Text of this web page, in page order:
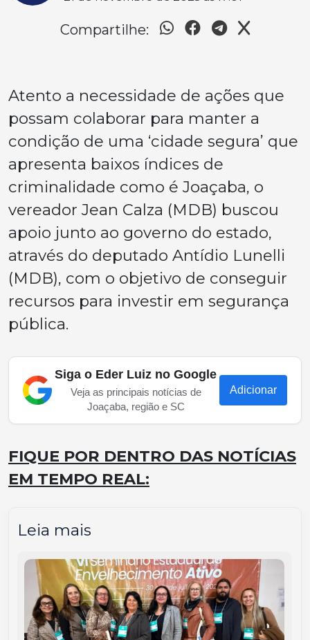
Compartilhe:
Atento a necessidade de ações que
possam colaborar para manter a
condição de uma ‘cidade segura’ que
apresenta baixos índices de
criminalidade como é Joaçaba, o
vereador Jean Calza (MDB) buscou
apoio junto ao governo do estado,
através do deputado Antídio Lunelli
(MDB), com o objetivo de conseguir
recursos para investir em segurança
pública.
Siga o Eder Luiz no Google
Veja as principais notícias de
Joaçaba, região e SC
Adicionar
FIQUE POR DENTRO DAS NOTÍCIAS
EM TEMPO REAL:
Leia mais